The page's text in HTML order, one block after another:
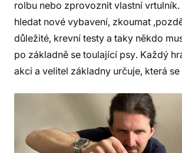
rolbu nebo zprovoznit vlastní
hledat nové vybavení, zkoumat
důležité, krevní testy a taky někdo
po základně se toulající psy. Každý
akci a velitel základny určuje, která se